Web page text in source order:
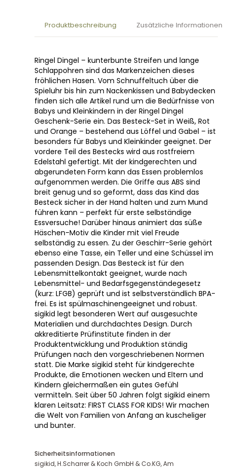
Produktbeschreibung Zusätzliche Informationen
Ringel Dingel – kunterbunte Streifen und lange
Schlappohren sind das Markenzeichen dieses
fröhlichen Hasen. Vom Schnuffeltuch über die
Spieluhr bis hin zum Nackenkissen und Babydecken
finden sich alle Artikel rund um die Bedürfnisse von
Babys und Kleinkindern in der Ringel Dingel
Geschenk-Serie ein. Das Besteck-Set in Weiß, Rot
und Orange – bestehend aus Löffel und Gabel – ist
besonders für Babys und Kleinkinder geeignet. Der
vordere Teil des Bestecks wird aus rostfreiem
Edelstahl gefertigt. Mit der kindgerechten und
abgerundeten Form kann das Essen problemlos
aufgenommen werden. Die Griffe aus ABS sind
breit genug und so geformt, dass das Kind das
Besteck sicher in der Hand halten und zum Mund
führen kann – perfekt für erste selbständige
Essversuche! Darüber hinaus animiert das süße
Häschen-Motiv die Kinder mit viel Freude
selbständig zu essen. Zu der Geschirr-Serie gehört
ebenso eine Tasse, ein Teller und eine Schüssel im
passenden Design. Das Besteck ist für den
Lebensmittelkontakt geeignet, wurde nach
Lebensmittel- und Bedarfsgegenständegesetz
(kurz: LFGB) geprüft und ist selbstverständlich BPA-
frei. Es ist spülmaschinengeeignet und robust.
sigikid legt besonderen Wert auf ausgesuchte
Materialien und durchdachtes Design. Durch
akkreditierte Prüfinstitute finden in der
Produktentwicklung und Produktion ständig
Prüfungen nach den vorgeschriebenen Normen
statt. Die Marke sigikid steht für kindgerechte
Produkte, die Emotionen wecken und Eltern und
Kindern gleichermaßen ein gutes Gefühl
vermitteln. Seit über 50 Jahren folgt sigikid einem
klaren Leitsatz: FIRST CLASS FOR KIDS! Wir machen
die Welt von Familien von Anfang an kuscheliger
und bunter.
Sicherheitsinformationen
sigikid, H.Scharrer & Koch GmbH & Co.KG, Am